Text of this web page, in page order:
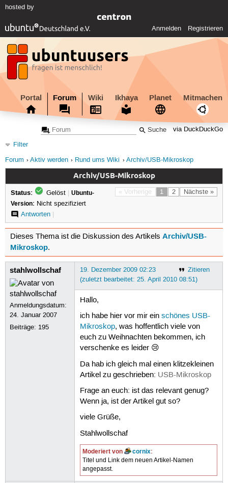
hosted by
Anmelden Registrieren
Portal Forum Wiki Ikhaya Planet Mitmachen
via DuckDuckGo
Filter
Forum
Aktiv werden Rund ums Wiki Archiv/USB-Mikroskop
Archiv/USB-Mikroskop
« Vorherige 1 2 Nächste »
Status: Gelöst | Ubuntu-
Version: Nicht spezifiziert
Antworten|
Dieses Thema ist die Diskussion des Artikels Archiv/USB-
Mikroskop.
stahlwollschaf
Anmeldungsdatum:
24. Januar 2007
Beiträge: 195
Zitieren
19. Dezember 2009 02:23
(zuletzt bearbeitet: 25. April 2010 08:51)
Hallo,
ich habe hier vor mir ein schönes USB-
Mikroskop, was hoffentlich viele von
euch zu Weihnachten bekommen, ich
verschenke es leider 😢
Da hab ich gleich mal einen klitzekleinen
Artikel zu geschrieben: USB-Mikroskop
Frage an euch: ist das relevant genug?
Wenn ja, ist der Artikel gut so?
viele Grüße,
Stahlwollschaf
Moderiert von cornix:
Titel und Link dem neuen Artikel-Namen
angepasst.